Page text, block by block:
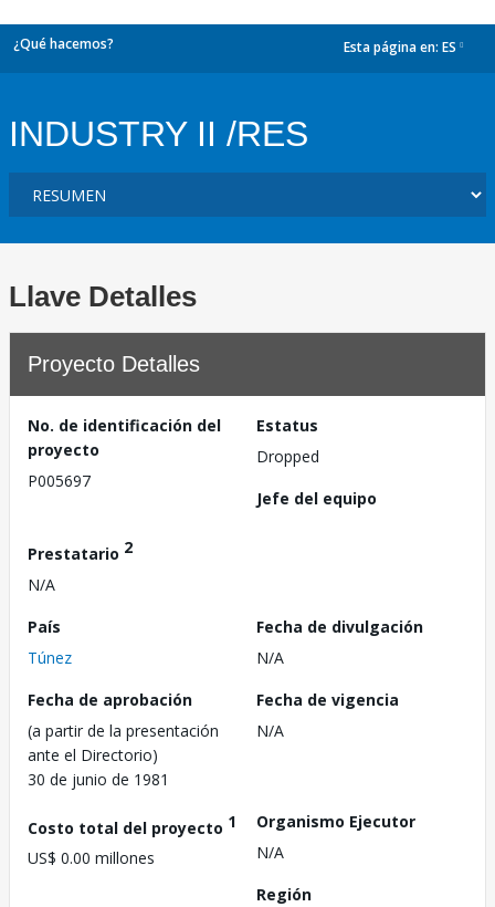
¿Qué hacemos? Esta página en: ES
INDUSTRY II /RES
Llave Detalles
Proyecto Detalles
No. de identificación del
proyecto
P005697
Estatus
Dropped
Jefe del equipo
Prestatario 2
N/A
País
Túnez
Fecha de divulgación
N/A
Fecha de aprobación
(a partir de la presentación
ante el Directorio)
30 de junio de 1981
Fecha de vigencia
N/A
Costo total del proyecto 1
US$ 0.00 millones
Organismo Ejecutor
N/A
Región